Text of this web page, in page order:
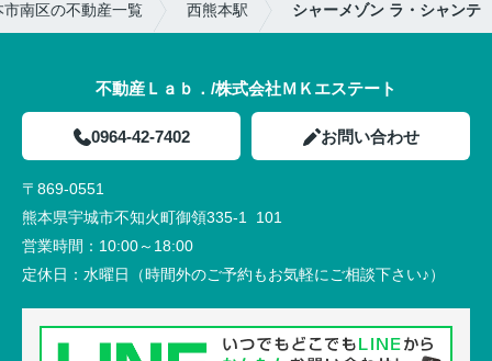
市南区の不動産一覧 西熊本駅 シャーメゾン ラ・シャンテ
不動産Ｌａｂ．/株式会社ＭＫエステート
0964-42-7402 お問い合わせ
〒869-0551
熊本県宇城市不知火町御領335-1 101
営業時間： 10:00～18:00
定休日： 水曜日（時間外のご予約もお気軽にご相談下さい♪）